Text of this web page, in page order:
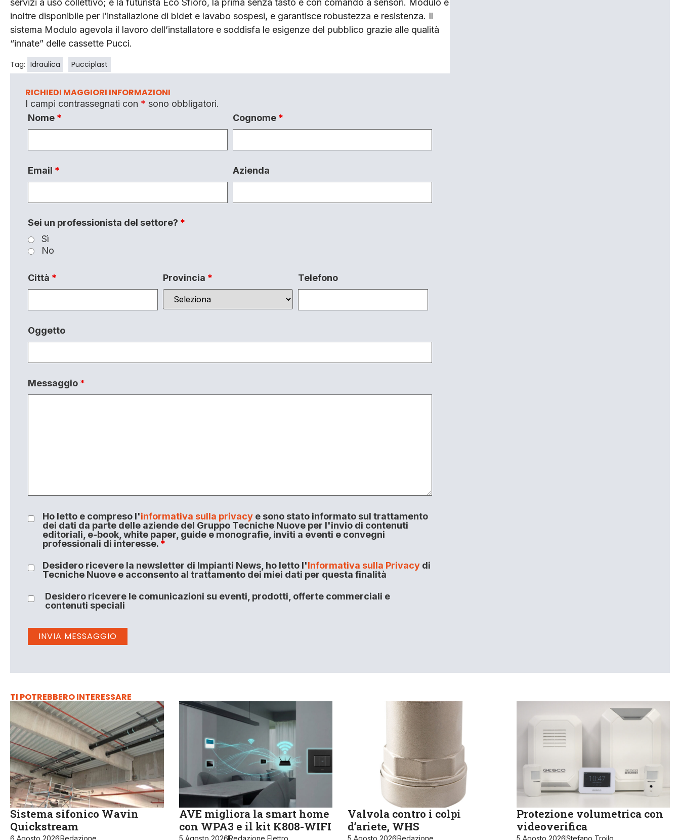
inoltre disponibile per l’installazione di bidet e lavabo sospesi, e garantisce robustezza e resistenza. Il
sistema Modulo agevola il lavoro dell’installatore e soddisfa le esigenze del pubblico grazie alle qualità
“innate” delle cassette Pucci.
Tag: Idraulica Pucciplast
RICHIEDI MAGGIORI INFORMAZIONI
I campi contrassegnati con * sono obbligatori.
Nome * Cognome *
Email * Azienda
Sei un professionista del settore? *
Sì
No
Città * Provincia * Telefono
Oggetto
Messaggio *
Ho letto e compreso l'informativa sulla privacye sono stato informato sul trattamento
dei dati da parte delle aziende del Gruppo Tecniche Nuove per l'invio di contenuti
editoriali, e-book, white paper, guide e monografie, inviti a eventi e convegni
professionali di interesse. *
Desidero ricevere la newsletter di Impianti News, ho letto l'Informativa sulla Privacydi
Tecniche Nuove e acconsento al trattamento dei miei dati per questa finalità
Desidero ricevere le comunicazioni su eventi, prodotti, offerte commerciali e
contenuti speciali
TI POTREBBERO INTERESSARE
Sistema sifonico Wavin
Quickstream
6 Agosto 2026Redazione
AVE migliora la smart home
con WPA3 e il kit K808-WIFI
5 Agosto 2026Redazione Elettro
Valvola contro i colpi
d’ariete, WHS
5 Agosto 2026Redazione
Protezione volumetrica con
videoverifica
5 Agosto 2026Stefano Troilo